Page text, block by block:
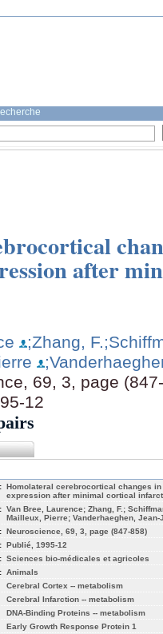
after
;Zhang, F.
69, 3, page
12
Homolateral cerebrocortical changes
expression after minimal cortical
Van Bree, Laurence; Zhang, F.;
Mailleux, Pierre; Vanderhaeghen, Jean-
Neuroscience, 69, 3, page (847-858)
Publié, 1995-12
Sciences bio-médicales et agricoles
Animals
Cerebral Cortex -- metabolism
Cerebral Infarction -- metabolism
DNA-Binding Proteins -- metabolism
Early Growth Response Protein 1